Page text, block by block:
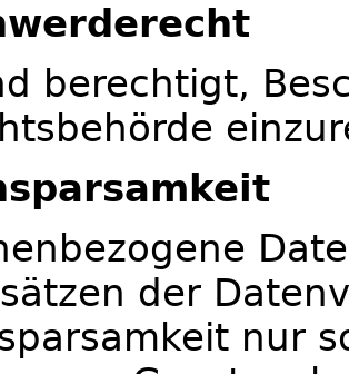
berechtigt,
der
nur